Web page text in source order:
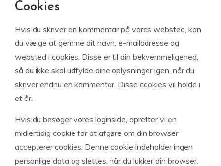
Cookies
Hvis du skriver en kommentar på vores websted, kan
du vælge at gemme dit navn, e-mailadresse og
websted i cookies. Disse er til din bekvemmeligehed,
så du ikke skal udfylde dine oplysninger igen, når du
skriver endnu en kommentar. Disse cookies vil holde i
et år.
Hvis du besøger vores loginside, opretter vi en
midlertidig cookie for at afgøre om din browser
accepterer cookies. Denne cookie indeholder ingen
personlige data og slettes, når du lukker din browser.